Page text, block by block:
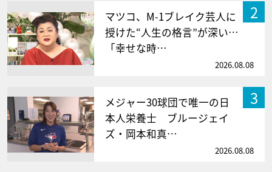
2
マツコ、M-1ブレイク芸人に
授けた“人生の格言”が深い…
「幸せな時…
2026.08.08
3
メジャー30球団で唯一の日
本人栄養士 ブルージェイ
ズ・岡本和真…
2026.08.08